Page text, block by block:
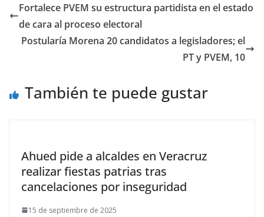
Fortalece PVEM su estructura partidista en el estado
de cara al proceso electoral
Postularía Morena 20 candidatos a legisladores; el
PT y PVEM, 10
También te puede gustar
Ahued pide a alcaldes en Veracruz
realizar fiestas patrias tras
cancelaciones por inseguridad
15 de septiembre de 2025